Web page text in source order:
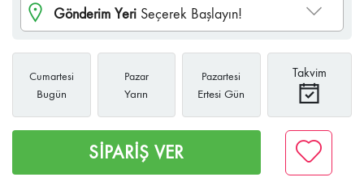
Gönderim Yeri Seçerek Başlayın!
Cumartesi
Bugün
Pazar
Yarın
Pazartesi
Ertesi Gün
Takvim
SİPARİŞ VER